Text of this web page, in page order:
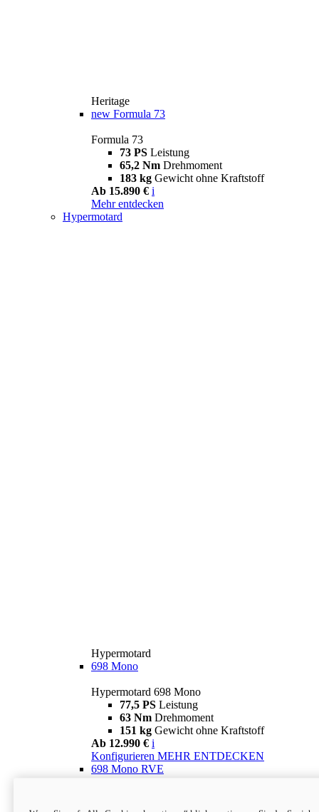
Heritage
new Formula 73
Formula 73
73 PS Leistung
65,2 Nm Drehmoment
183 kg Gewicht ohne Kraftstoff
Ab 15.890 € i
Mehr entdecken
Hypermotard
Hypermotard
698 Mono
Hypermotard 698 Mono
77,5 PS Leistung
63 Nm Drehmoment
151 kg Gewicht ohne Kraftstoff
Ab 12.990 € i
Konfigurieren MEHR ENTDECKEN
698 Mono RVE
77,5 PS
Leistung